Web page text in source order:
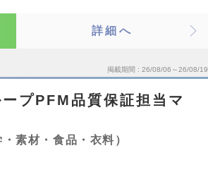
詳細へ
掲載期間 26/08/06～26/08/19
プPFM品質保証担当マ
素材・食品・衣料）